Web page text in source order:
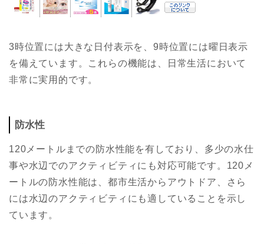
3時位置には大きな日付表示を、9時位置には曜日表示
を備えています。これらの機能は、日常生活において
非常に実用的です。
防水性
120メートルまでの防水性能を有しており、多少の水仕
事や水辺でのアクティビティにも対応可能です。120メ
ートルの防水性能は、都市生活からアウトドア、さら
には水辺のアクティビティにも適していることを示し
ています。